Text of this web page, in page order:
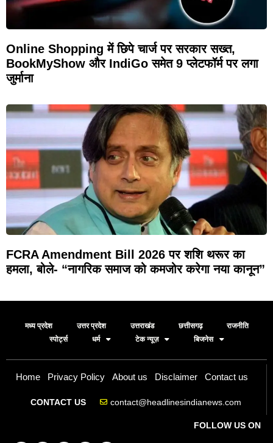
Online Shopping में छिपे चार्ज पर सरकार सख्त,
BookMyShow और IndiGo समेत 9 प्लेटफॉर्म पर लगा
जुर्माना
FCRA Amendment Bill 2026 पर शशि थरूर का
हमला, बोले- “नागरिक समाज को कमजोर करेगा नया कानून”
मध्य प्रदेश उत्तर प्रदेश उत्तराखंड छत्तीसगढ़
राजनीति
स्पोर्ट्स
धर्म टेक न्यूज़ बिजनेस
Home Privacy Policy About us Disclaimer Contact us
CONTACT US contact@headlinesindianews.com
FOLLOW US ON